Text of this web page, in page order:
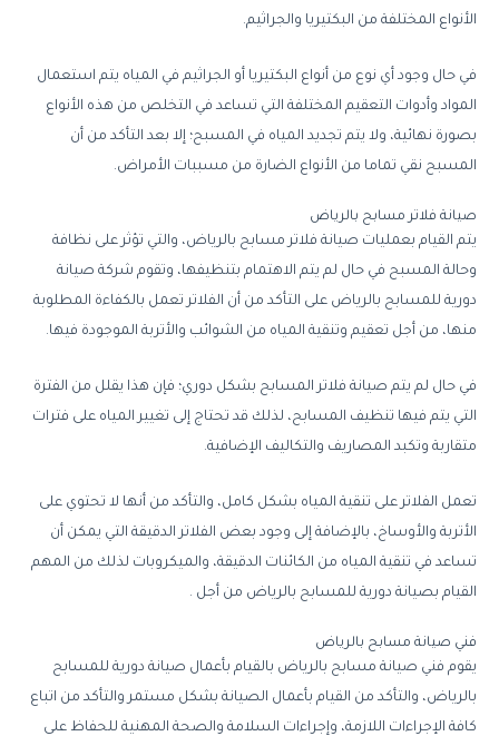
الأنواع المختلفة من البكتيريا والجراثيم.
في حال وجود أي نوع من أنواع البكتيريا أو الجراثيم في المياه يتم استعمال
المواد وأدوات التعقيم المختلفة التي تساعد في التخلص من هذه الأنواع
بصورة نهائية، ولا يتم تجديد المياه في المسبح؛ إلا بعد التأكد من أن
المسبح نقي تماما من الأنواع الضارة من مسببات الأمراض.
صيانة فلاتر مسابح بالرياض
يتم القيام بعمليات صيانة فلاتر مسابح بالرياض، والتي تؤثر على نظافة
وحالة المسبح في حال لم يتم الاهتمام بتنظيفها، وتقوم شركة صيانة
دورية للمسابح بالرياض على التأكد من أن الفلاتر تعمل بالكفاءة المطلوبة
منها، من أجل تعقيم وتنقية المياه من الشوائب والأتربة الموجودة فيها.
في حال لم يتم صيانة فلاتر المسابح بشكل دوري؛ فإن هذا يقلل من الفترة
التي يتم فيها تنظيف المسابح، لذلك قد تحتاج إلى تغيير المياه على فترات
متقاربة وتكبد المصاريف والتكاليف الإضافية.
تعمل الفلاتر على تنقية المياه بشكل كامل، والتأكد من أنها لا تحتوي على
الأتربة والأوساخ، بالإضافة إلى وجود بعض الفلاتر الدقيقة التي يمكن أن
تساعد في تنقية المياه من الكائنات الدقيقة، والميكروبات لذلك من المهم
القيام بصيانة دورية للمسابح بالرياض من أجل .
فني صيانة مسابح بالرياض
يقوم فني صيانة مسابح بالرياض بالقيام بأعمال صيانة دورية للمسابح
بالرياض، والتأكد من القيام بأعمال الصيانة بشكل مستمر والتأكد من اتباع
كافة الإجراءات اللازمة، وإجراءات السلامة والصحة المهنية للحفاظ على